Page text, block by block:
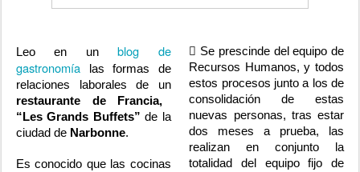
Leo en un blog de
gastronomía las formas de
relaciones laborales de un
restaurante de Francia,
“Les Grands Buffets” de la
ciudad de Narbonne.
Es conocido que las cocinas
 Se prescinde del equipo de
Recursos Humanos, y todos
estos procesos junto a los de
consolidación de estas
nuevas personas, tras estar
dos meses a prueba, las
realizan en conjunto la
totalidad del equipo fijo de